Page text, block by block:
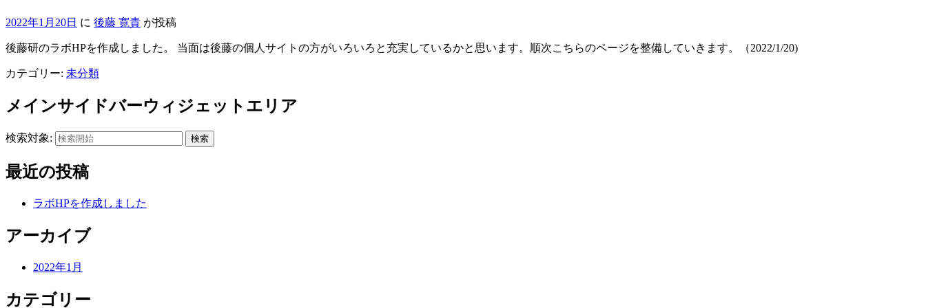
2022年1月20日 に 後藤 寛貴 が投稿
後藤研のラボHPを作成しました。 当面は後藤の個人サイトの方がいろいろと充実しているかと思います。順次こちらのページを整備していきます。（2022/1/20)
カテゴリー: 未分類
メインサイドバーウィジェットエリア
検索対象: 検索
最近の投稿
ラボHPを作成しました
アーカイブ
2022年1月
カテゴリー